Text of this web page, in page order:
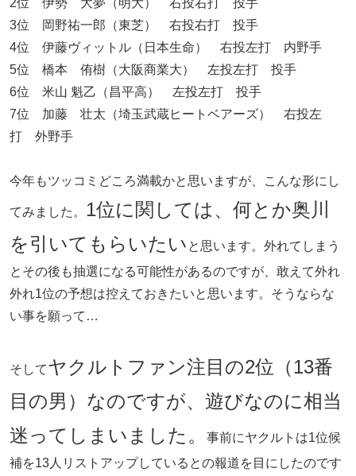
3位 岡野祐一郎（東芝） 右投右打 投手
4位 伊藤ヴィットル（日本生命） 右投左打 内野手
5位 橋本 侑樹（大阪商業大） 左投左打 投手
6位 米山 魁乙（昌平高） 左投左打 投手
7位 加藤 壮太（埼玉武蔵ヒートベアーズ） 右投左
打 外野手
今年もツッコミどころ満載かと思いますが、こんな形にし
てみました。 1位に関しては、何とか奥川
を引いてもらいたい と思います。外れてしまう
とその後も抽選になる可能性があるのですが、敢えて外れ
外れ1位の予想は控えておきたいと思います。そうならな
い事を願って…
そしてヤクルトファン注目の2位（13番
目の男）なのですが、遊びなのに相当
迷ってしまいました。
事前にヤクルトは1位候
補を13人リストアップしているとの報道を目にしたのです